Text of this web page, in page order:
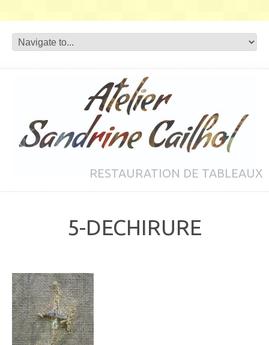
RESTAURATION DE TABLEAUX
5-DECHIRURE